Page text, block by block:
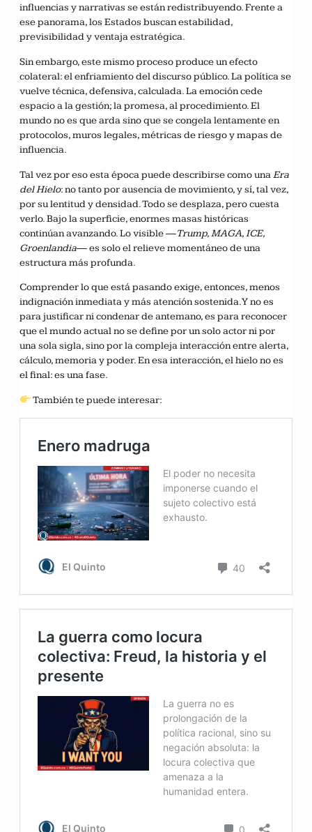
influencias y narrativas se están redistribuyendo. Frente a
ese panorama, los Estados buscan estabilidad,
previsibilidad y ventaja estratégica.
Sin embargo, este mismo proceso produce un efecto
colateral: el enfriamiento del discurso público. La política se
vuelve técnica, defensiva, calculada. La emoción cede
espacio a la gestión; la promesa, al procedimiento. El
mundo no es que arda sino que se congela lentamente en
protocolos, muros legales, métricas de riesgo y mapas de
influencia.
Tal vez por eso esta época puede describirse como unaEra
del Hielo: no tanto por ausencia de movimiento, y sí, tal vez,
por su lentitud y densidad. Todo se desplaza, pero cuesta
verlo. Bajo la superficie, enormes masas históricas
continúan avanzando. Lo visible —Trump, MAGA, ICE,
Groenlandia— es solo el relieve momentáneo de una
estructura más profunda.
Comprender lo que está pasando exige, entonces, menos
indignación inmediata y más atención sostenida. Y no es
para justificar ni condenar de antemano, es para reconocer
que el mundo actual no se define por un solo actor ni por
una sola sigla, sino por la compleja interacción entre alerta,
cálculo, memoria y poder. En esa interacción, el hielo no es
el final: es una fase.
También te puede interesar: